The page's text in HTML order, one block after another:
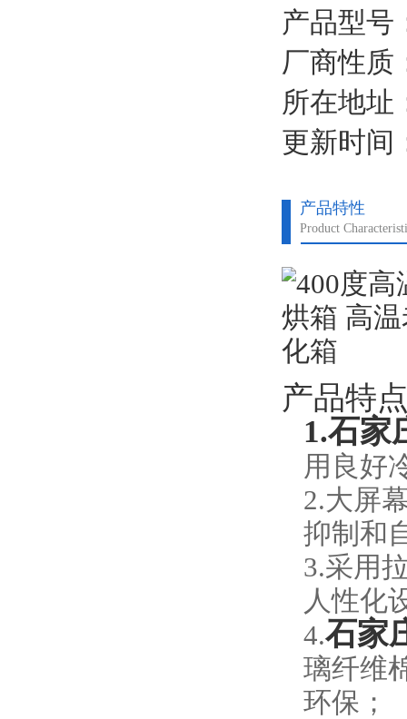
命长、工作可靠等特
高。
产品型号
厂商性质
所在地址
更新时间
产品特性
Product
产品特
1.石家
用良好
2.大屏
抑制和
3.采用
人性化
4.石家
璃纤维
环保；